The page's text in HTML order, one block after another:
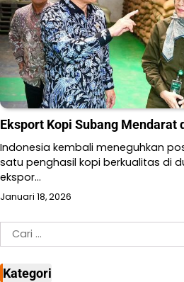
Eksport Kopi Subang Mendarat
Indonesia kembali meneguhkan
satu penghasil kopi berkualitas di
ekspor…
Januari 18, 2026
Cari
untuk:
Kategori